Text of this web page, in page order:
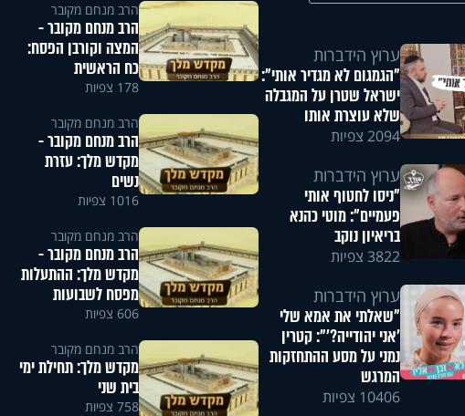
ערוץ הידברות
"הגמגום לא מגדיר אותי":
ישראל שטרן על המגבלה
שלא עוצרת אותו
2094 צפיות
ערוץ הידברות
"ניסו לחטוף אותי
פעמיים": מוטי כהנא
בריאיון נוקב
3822 צפיות
ערוץ הידברות
"שאלתי את אמא שלי
'אני יהודייה?'": קטרין
נמני על מסע ההתחזקות
המרגש
10406 צפיות
הרב מנחם מקובר
הרב מנחם מקובר -
המצה וקורבן הפסח:
כח הראשית
178 צפיות
הרב מנחם מקובר
הרב מנחם מקובר -
מקדש מלך: עזרת
נשים
1016 צפיות
הרב מנחם מקובר
הרב מנחם מקובר -
מקדש מלך: ההתעלות
מפסח לשבועות
606 צפיות
הרב מנחם מקובר
מקדש מלך: תחילת ימי
בית שני
758 צפיות